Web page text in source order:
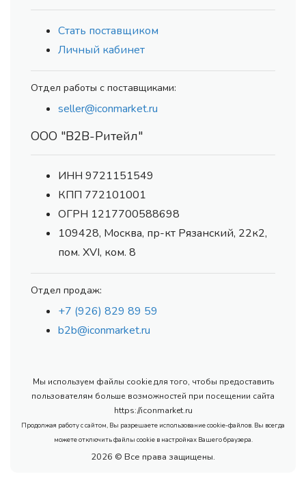
Стать поставщиком
Личный кабинет
Отдел работы с поставщиками:
seller@iconmarket.ru
ООО "В2В-Ритейл"
ИНН 9721151549
КПП 772101001
ОГРН 1217700588698
109428, Москва, пр-кт Рязанский, 22к2,
пом. XVI, ком. 8
Отдел продаж:
+7 (926) 829 89 59
b2b@iconmarket.ru
Мы используем файлы cookie для того, чтобы предоставить
пользователям больше возможностей при посещении сайта
https://iconmarket.ru
Продолжая работу с сайтом, Вы разрешаете использование cookie-файлов. Вы всегда
можете отключить файлы cookie в настройках Вашего браузера.
2026 © Все права защищены.